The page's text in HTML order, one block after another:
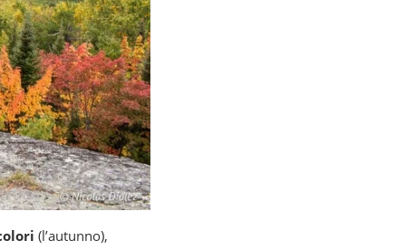
(l’autunno),